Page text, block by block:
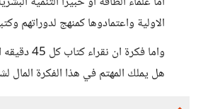
الاولية واعتمادوها كمنهج لدوراتهم
واما فكرة
هل يملك المهتم في هذا الفكرة المال